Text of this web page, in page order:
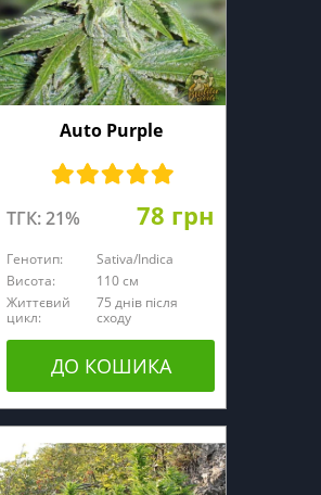
Auto Purple
ТГК: 21% 78 грн
Генотип:
Sativa/Indica
Висота:
110 см
Життєвий
цикл:
75 днів після
сходу
ДО КОШИКА